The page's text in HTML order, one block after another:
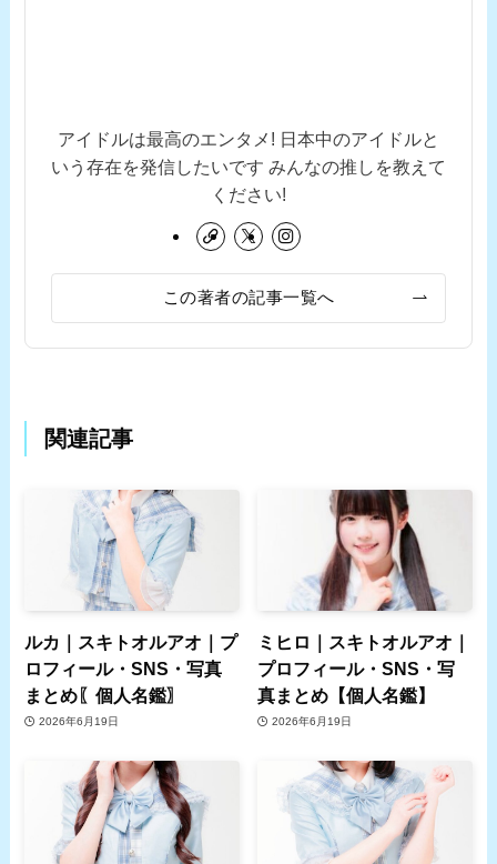
アイドルは最高のエンタメ! 日本中のアイドルと
いう存在を発信したいです みんなの推しを教えて
ください!
この著者の記事一覧へ
関連記事
ルカ｜スキトオルアオ｜プ
ロフィール・SNS・写真
まとめ〖個人名鑑〗
2026年6月19日
ミヒロ｜スキトオルアオ｜
プロフィール・SNS・写
真まとめ【個人名鑑】
2026年6月19日